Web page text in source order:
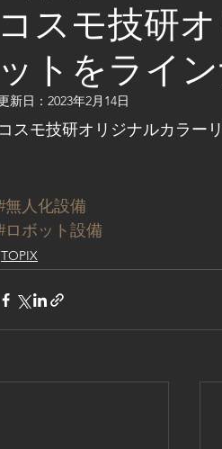
コスモ技研
ットをライ
新日： 2023年2月14日
コスモ技研オリジナルカラー
無人化設備
ロボット設備
TOPIX